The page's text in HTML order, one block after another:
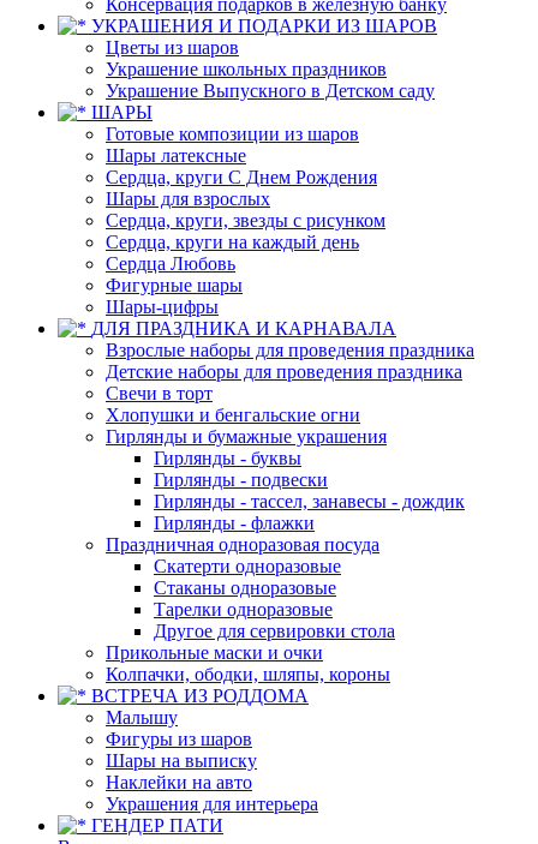
Консервация подарков в железную банку
УКРАШЕНИЯ И ПОДАРКИ ИЗ ШАРОВ
Цветы из шаров
Украшение школьных праздников
Украшение Выпускного в Детском саду
ШАРЫ
Готовые композиции из шаров
Шары латексные
Сердца, круги С Днем Рождения
Шары для взрослых
Сердца, круги, звезды с рисунком
Сердца, круги на каждый день
Сердца Любовь
Фигурные шары
Шары-цифры
ДЛЯ ПРАЗДНИКА И КАРНАВАЛА
Взрослые наборы для проведения праздника
Детские наборы для проведения праздника
Свечи в торт
Хлопушки и бенгальские огни
Гирлянды и бумажные украшения
Гирлянды - буквы
Гирлянды - подвески
Гирлянды - тассел, занавесы - дождик
Гирлянды - флажки
Праздничная одноразовая посуда
Скатерти одноразовые
Стаканы одноразовые
Тарелки одноразовые
Другое для сервировки стола
Прикольные маски и очки
Колпачки, ободки, шляпы, короны
ВСТРЕЧА ИЗ РОДДОМА
Малышу
Фигуры из шаров
Шары на выписку
Наклейки на авто
Украшения для интерьера
ГЕНДЕР ПАТИ